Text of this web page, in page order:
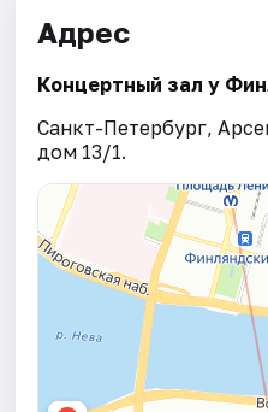
Адрес
Концертный зал у
Санкт-Петербург,
дом 13/1.